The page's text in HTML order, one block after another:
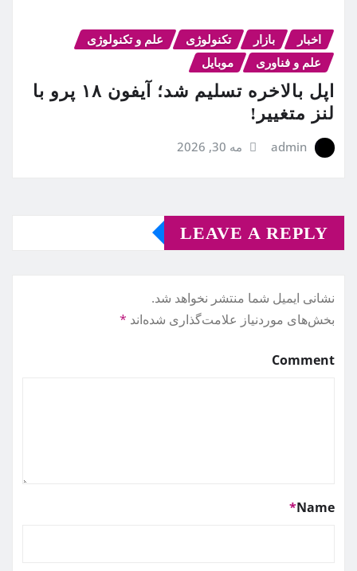
اخبار بازار تکنولوژی
علم و تکنولوژی
علم و فناوری
موبایل
اپل بالاخره تسلیم شد؛ آیفون ۱۸ پرو با
لنز متغییر!
admin مه 30, 2026
LEAVE A REPLY
نشانی ایمیل شما منتشر نخواهد شد.
بخش‌های موردنیاز علامت‌گذاری شده‌اند *
Comment
Name
*